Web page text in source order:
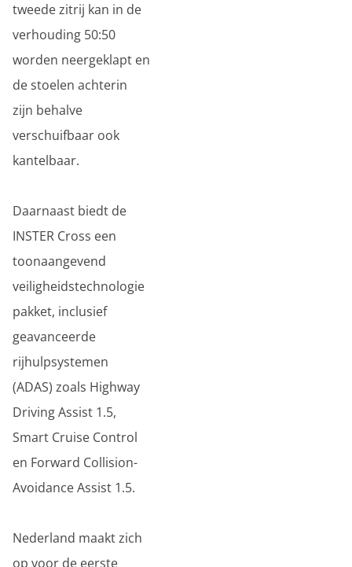
tweede zitrij kan in de
verhouding 50:50
worden neergeklapt en
de stoelen achterin
zijn behalve
verschuifbaar ook
kantelbaar.
Daarnaast biedt de
INSTER Cross een
toonaangevend
veiligheidstechnologie
pakket, inclusief
geavanceerde
rijhulpsystemen
(ADAS) zoals Highway
Driving Assist 1.5,
Smart Cruise Control
en Forward Collision-
Avoidance Assist 1.5.
Nederland maakt zich
op voor de eerste